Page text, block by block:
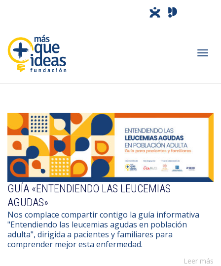
GUÍA «ENTENDIENDO LAS LEUCEMIAS
AGUDAS»
Nos complace compartir contigo la guía informativa
"Entendiendo las leucemias agudas en población
adulta", dirigida a pacientes y familiares para
comprender mejor esta enfermedad.
Leer más